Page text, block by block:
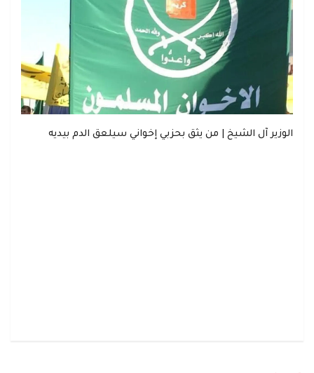
الوزير آل الشيخ | من يثق بحزبي إخواني سيلعق الدم بيديه